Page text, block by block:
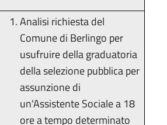
Analisi richiesta del
Comune di Berlingo per
usufruire della graduatoria
della selezione pubblica per
assunzione di
un'Assistente Sociale a 18
ore a tempo determinato